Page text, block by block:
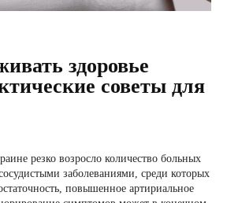
здоровье
советы для
резко возросло количество больных
заболеваниями, среди которых
повышенное артириальное